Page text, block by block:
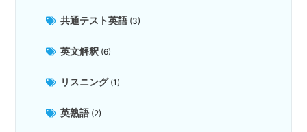
共通テスト英語 (3)
英文解釈 (6)
リスニング(1)
英熟語 (2)